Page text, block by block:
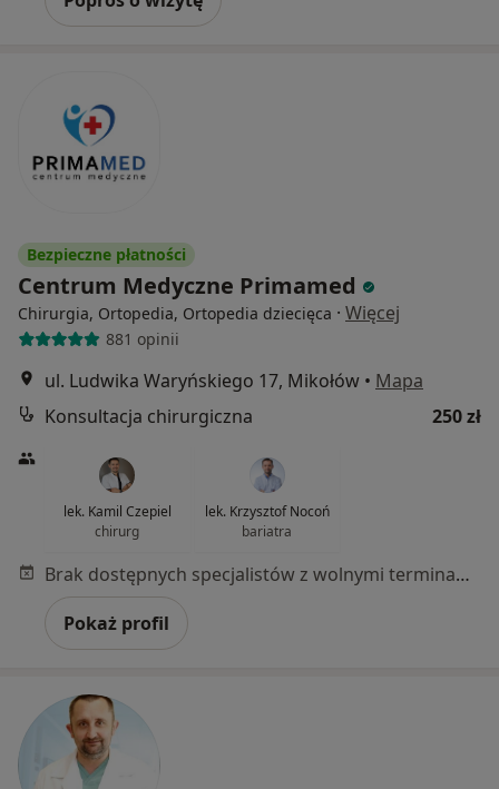
Bezpieczne płatności
Centrum Medyczne Primamed
Chirurgia, Ortopedia, Ortopedia dziecięca · Więcej
881 opinii
ul. Ludwika Waryńskiego 17, Mikołów • Mapa
Konsultacja chirurgiczna
250 zł
lek. Kamil Czepiel
chirurg
lek. Krzysztof Nocoń
bariatra
Brak dostępnych specjalistów z wolnymi terminami w tym centrum medycznym.
Pokaż profil